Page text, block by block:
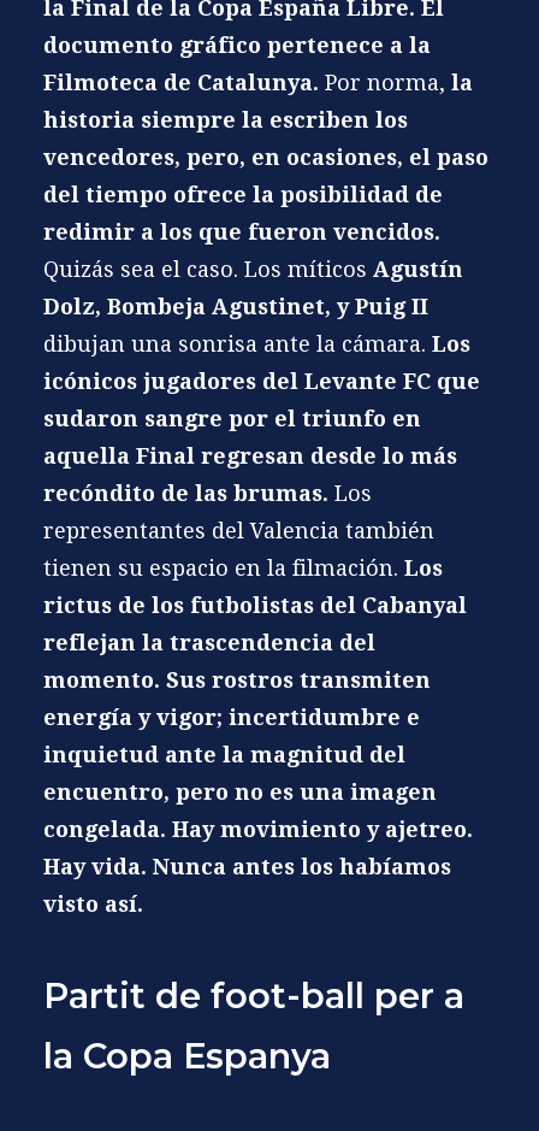
la Final de la Copa España Libre. El
documento gráfico pertenece a la
Filmoteca de Catalunya. Por norma, la
historia siempre la escriben los
vencedores, pero, en ocasiones, el paso
del tiempo ofrece la posibilidad de
redimir a los que fueron vencidos.
Quizás sea el caso. Los míticos Agustín
Dolz, Bombeja Agustinet, yPuig II
dibujan una sonrisa ante la cámara. Los
icónicos jugadores del Levante FC que
sudaron sangre por el triunfo en
aquella Final regresan desde lo más
recóndito de las brumas. Los
representantes del Valencia también
tienen su espacio en la filmación. Los
rictus de los futbolistas del Cabanyal
reflejan la trascendencia del
momento. Sus rostros transmiten
energía y vigor; incertidumbre e
inquietud ante la magnitud del
encuentro, pero no es una imagen
congelada. Hay movimiento y ajetreo.
Hay vida. Nunca antes los habíamos
visto así.
Partit de foot-ball per a
la Copa Espanya